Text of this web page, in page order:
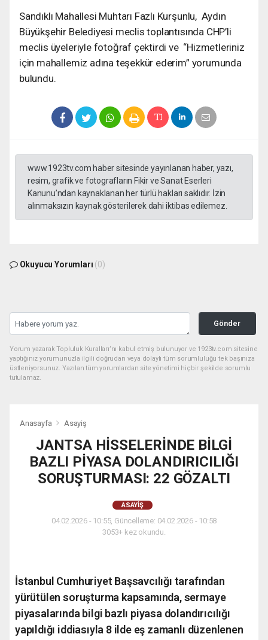
Sandıklı Mahallesi Muhtarı Fazlı Kurşunlu, Aydın
Büyükşehir Belediyesi meclis toplantısında CHP’li
meclis üyeleriyle fotoğraf çektirdi ve “Hizmetleriniz
için mahallemiz adına teşekkür ederim” yorumunda
bulundu.
www.1923tv.com haber sitesinde yayınlanan haber, yazı,
resim, grafik ve fotografların Fikir ve Sanat Eserleri
Kanunu’ndan kaynaklanan her türlü hakları saklıdır. İzin
alınmaksızın kaynak gösterilerek dahi iktibas edilemez.
Okuyucu Yorumları (0)
Gönder
Yorum yazarak Topluluk Kuralları’nı kabul etmiş bulunuyor ve 1923tv.com sitesine
yaptığınız yorumunuzla ilgili doğrudan veya dolaylı tüm sorumluluğu tek başınıza
üstleniyorsunuz. Yazılan tüm yorumlardan site yönetimi hiçbir şekilde sorumlu
tutulamaz.
Anasayfa Asayiş
JANTSA HİSSELERİNDE BİLGİ
BAZLI PİYASA DOLANDIRICILIĞI
SORUŞTURMASI: 22 GÖZALTI
ASAYIŞ
04.02.2026 - 10:55, Güncelleme: 04.02.2026 - 10:58
3053+ kez okundu.
İstanbul Cumhuriyet Başsavcılığı tarafından
yürütülen soruşturma kapsamında, sermaye
piyasalarında bilgi bazlı piyasa dolandırıcılığı
yapıldığı iddiasıyla 8 ilde eş zamanlı düzenlenen